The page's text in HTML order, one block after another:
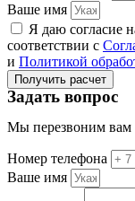
Ваше имя
Я даю согласие
соответствии с
и Политикой
Получить расчет
Задать вопрос
Мы перезвоним вам
Номер телефона
Ваше имя